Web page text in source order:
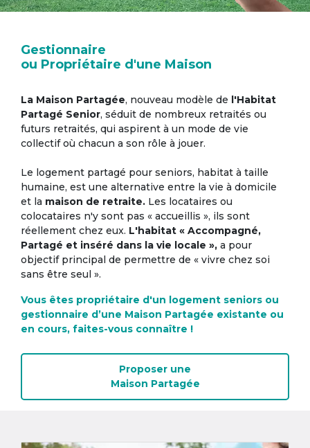
Gestionnaire
ou Propriétaire d'une Maison
La Maison Partagée, nouveau modèle de l'Habitat
Partagé Senior, séduit de nombreux retraités ou
futurs retraités, qui aspirent à un mode de vie
collectif où chacun a son rôle à jouer.
Le logement partagé pour seniors, habitat à taille
humaine, est une alternative entre la vie à domicile
et la maison de retraite. Les locataires ou
colocataires n'y sont pas « accueillis », ils sont
réellement chez eux. L'habitat « Accompagné,
Partagé et inséré dans la vie locale », a pour
objectif principal de permettre de « vivre chez soi
sans être seul ».
Vous êtes propriétaire d'un logement seniors ou
gestionnaire d’une Maison Partagée existante ou
en cours, faites-vous connaître !
Proposer une
Maison Partagée